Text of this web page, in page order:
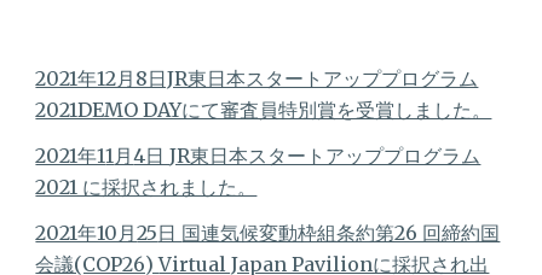
2021年12月8日JR東日本スタートアッププログラム
2021DEMO DAYにて審査員特別賞を受賞しました。
2021年11月4日 JR東日本スタートアッププログラム
2021 に採択されました。
2021年10月25日 国連気候変動枠組条約第26 回締約国
会議(COP26) Virtual Japan Pavilionに採択され出